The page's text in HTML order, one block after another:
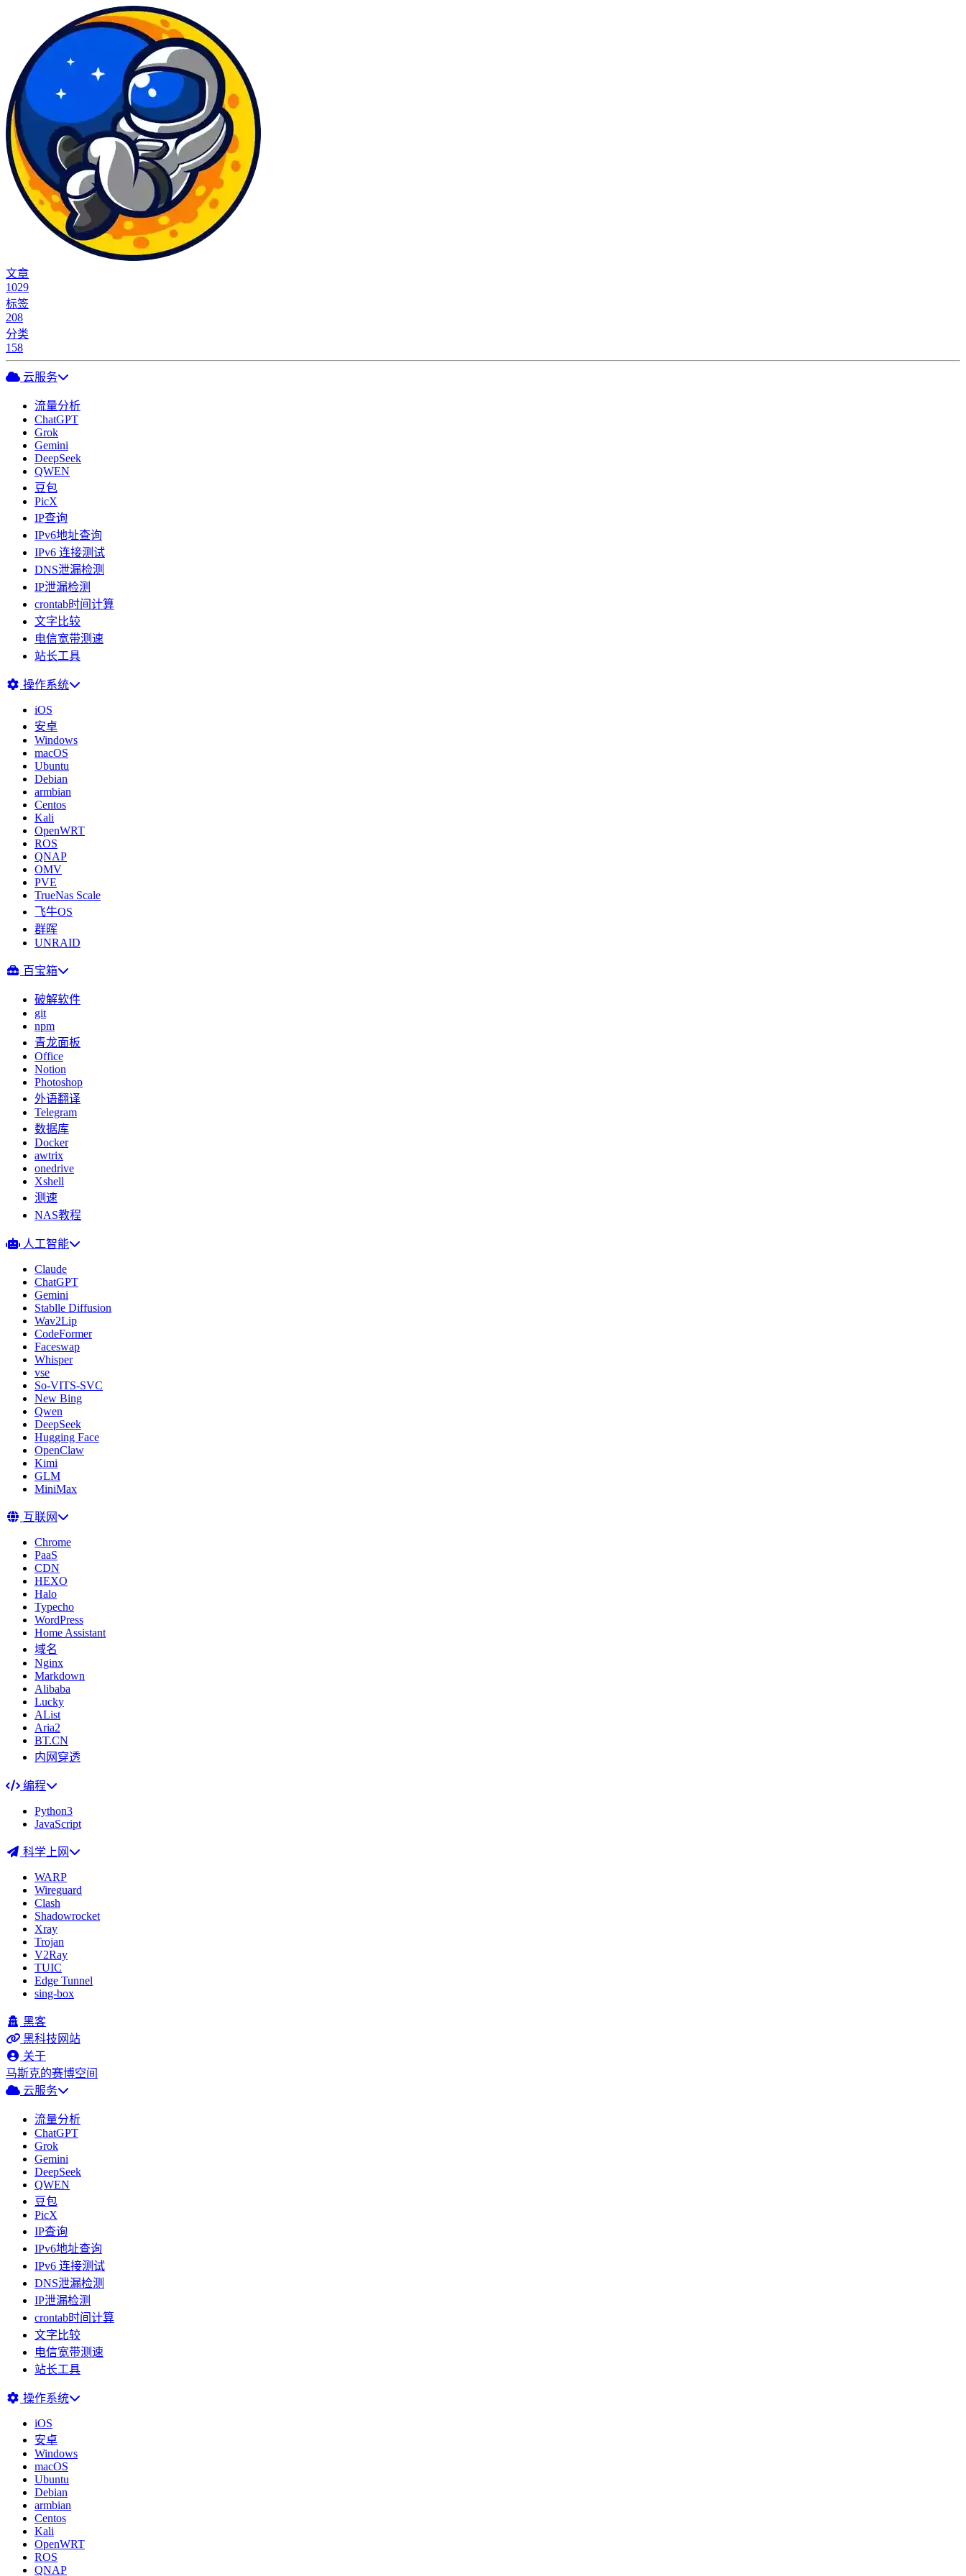
文章
1029
标签
208
分类
158
云服务
流量分析
ChatGPT
Grok
Gemini
DeepSeek
QWEN
豆包
PicX
IP查询
IPv6地址查询
IPv6 连接测试
DNS泄漏检测
IP泄漏检测
crontab时间计算
文字比较
电信宽带测速
站长工具
操作系统
iOS
安卓
Windows
macOS
Ubuntu
Debian
armbian
Centos
Kali
OpenWRT
ROS
QNAP
OMV
PVE
TrueNas Scale
飞牛OS
群晖
UNRAID
百宝箱
破解软件
git
npm
青龙面板
Office
Notion
Photoshop
外语翻译
Telegram
数据库
Docker
awtrix
onedrive
Xshell
测速
NAS教程
人工智能
Claude
ChatGPT
Gemini
Stablle Diffusion
Wav2Lip
CodeFormer
Faceswap
Whisper
vse
So-VITS-SVC
New Bing
Qwen
DeepSeek
Hugging Face
OpenClaw
Kimi
GLM
MiniMax
互联网
Chrome
PaaS
CDN
HEXO
Halo
Typecho
WordPress
Home Assistant
域名
Nginx
Markdown
Alibaba
Lucky
AList
Aria2
BT.CN
内网穿透
编程
Python3
JavaScript
科学上网
WARP
Wireguard
Clash
Shadowrocket
Xray
Trojan
V2Ray
TUIC
Edge Tunnel
sing-box
黑客
黑科技网站
关于
马斯克的赛博空间
云服务
流量分析
ChatGPT
Grok
Gemini
DeepSeek
QWEN
豆包
PicX
IP查询
IPv6地址查询
IPv6 连接测试
DNS泄漏检测
IP泄漏检测
crontab时间计算
文字比较
电信宽带测速
站长工具
操作系统
iOS
安卓
Windows
macOS
Ubuntu
Debian
armbian
Centos
Kali
OpenWRT
ROS
QNAP